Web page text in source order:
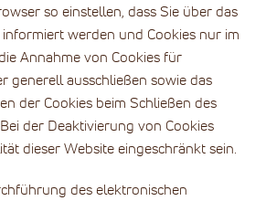
so einstellen, dass Sie über das
werden und Cookies nur im
Annahme von Cookies für
generell ausschließen sowie das
der Cookies beim Schließen des
der Deaktivierung von Cookies
dieser Website eingeschränkt sein.
des elektronischen